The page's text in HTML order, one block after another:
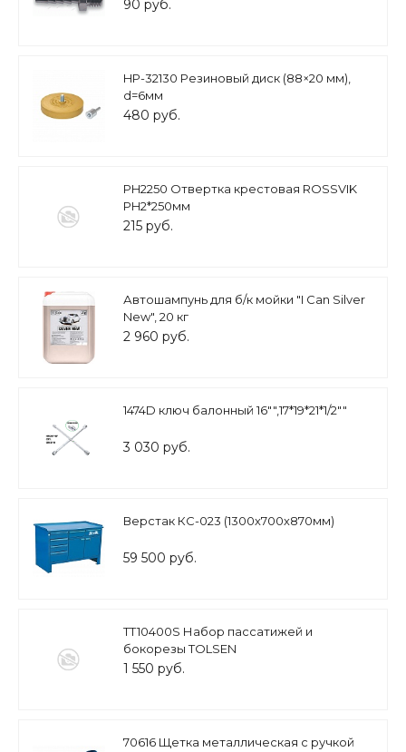
90 руб.
HP-32130 Резиновый диск (88×20 мм),
d=6мм
480 руб.
PH2250 Отвертка крестовая ROSSVIK
PH2*250мм
215 руб.
Автошампунь для б/к мойки "I Can Silver
New", 20 кг
2 960 руб.
1474D ключ балонный 16"",17*19*21*1/2""
3 030 руб.
Верстак КС-023 (1300х700х870мм)
59 500 руб.
TT10400S Набор пассатижей и
бокорезы TOLSEN
1 550 руб.
70616 Щетка металлическая с ручкой